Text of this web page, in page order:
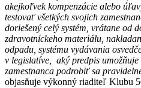
akejkoľvek kompenzácie alebo
testovať všetkých svojich
doriešený celý systém, vrátane od
zdravotníckeho materiálu,
odpadu, systému vydávania
v legislatíve, aký predpis
zamestnanca podrobiť sa
objasňuje výkonný riaditeľ Klubu